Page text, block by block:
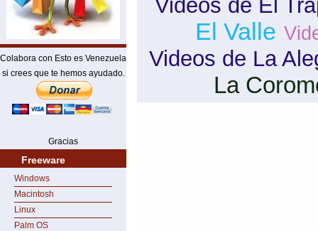
Colabora con Esto es Venezuela
si crees que te hemos ayudado.
Gracias
Freeware
Windows
Macintosh
Linux
Palm OS
Videos de El
El Valle
Videos de La
La